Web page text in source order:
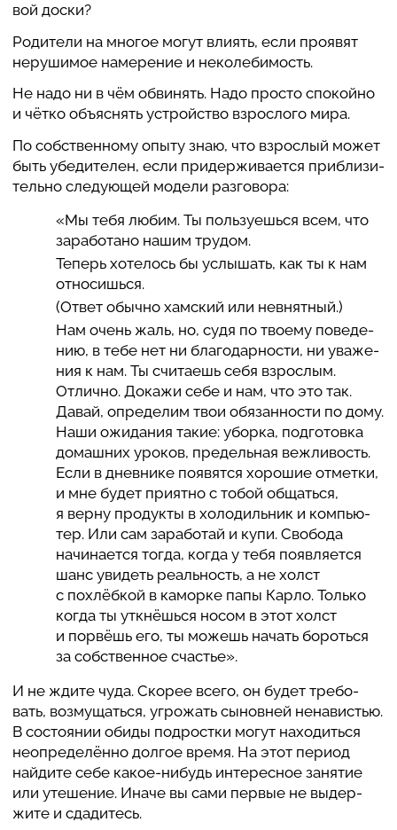
вой доски?
Роди­тели на многое могут влиять, если проявят
неру­ши­мое наме­ре­ние и неко­ле­би­мость.
Не надо ни в чём обви­нять. Надо просто спо­койно
и чётко объ­яс­нять устройство взро­с­лого мира.
По соб­ствен­ному опыту знаю, что взро­с­лый может
быть убе­ди­те­лен, если при­дер­жи­ва­ется при­бли­зи­
тельно сле­ду­ю­щей модели раз­го­вора:
«Мы тебя любим. Ты поль­зу­ешься всем, что
зара­бо­тано нашим трудом.
Теперь хоте­лось бы услы­шать, как ты к нам
отно­сишься.
(Ответ обычно хамский или нев­нят­ный.)
Нам очень жаль, но, судя по твоему пове­де­
нию, в тебе нет ни бла­го­дар­но­сти, ни ува­же­
ния к нам. Ты счита­ешь себя взро­с­лым.
Отлично. Докажи себе и нам, что это так.
Давай, опре­де­лим твои обя­зан­но­сти по дому.
Наши ожи­да­ния такие: уборка, под­го­товка
домаш­них уроков, пре­дель­ная веж­ли­вость.
Если в днев­нике поя­вятся хорошие отметки,
и мне будет приятно с тобой общаться,
я верну про­дукты в холо­диль­ник и ком­пью­
тер. Или сам зара­бо­тай и купи. Свобода
начи­на­ется тогда, когда у тебя поя­в­ля­ется
шанс увидеть реаль­ность, а не холст
с похлёбкой в каморке папы Карло. Только
когда ты уткнёшься носом в этот холст
и порвёшь его, ты можешь начать бороться
за соб­ствен­ное счастье».
И не ждите чуда. Скорее всего, он будет тре­бо­
вать, воз­му­щаться, угро­жать сынов­ней ненави­стью.
В состо­я­нии обиды под­ростки могут нахо­диться
нео­пре­делённо долгое время. На этот период
найдите себе какое-нибудь инте­рес­ное занятие
или уте­ше­ние. Иначе вы сами первые не выдер­
жите и сда­ди­тесь.